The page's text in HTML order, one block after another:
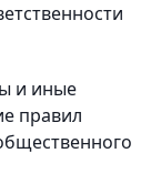
и иные
правил